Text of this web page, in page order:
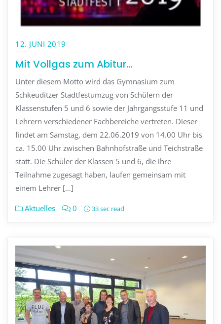
12. JUNI 2019
Mit Vollgas zum Abitur…
Unter diesem Motto wird das Gymnasium zum
Schkeuditzer Stadtfestumzug von Schülern der
Klassenstufen 5 und 6 sowie der Jahrgangsstufe 11 und
Lehrern verschiedener Fachbereiche vertreten. Dieser
findet am Samstag, dem 22.06.2019 von 14.00 Uhr bis
ca. 15.00 Uhr zwischen Bahnhofstraße und Teichstraße
statt. Die Schüler der Klassen 5 und 6, die ihre
Teilnahme zugesagt haben, laufen gemeinsam mit
einem Lehrer […]
Aktuelles 0 33 sec read